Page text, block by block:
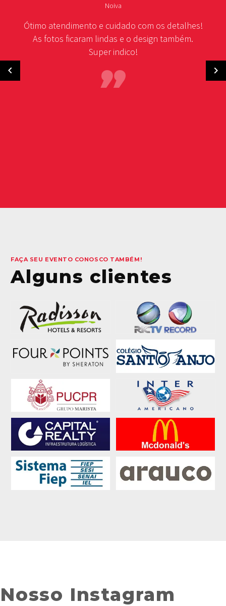
Noiva
Ótimo atendimento e cuidado com os detalhes!
As fotos ficaram lindas e o design também.
Super indico!
FAÇA SEU EVENTO CONOSCO TAMBÉM!
Alguns clientes
Nosso Instagram